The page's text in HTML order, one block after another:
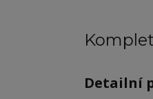
Detailní